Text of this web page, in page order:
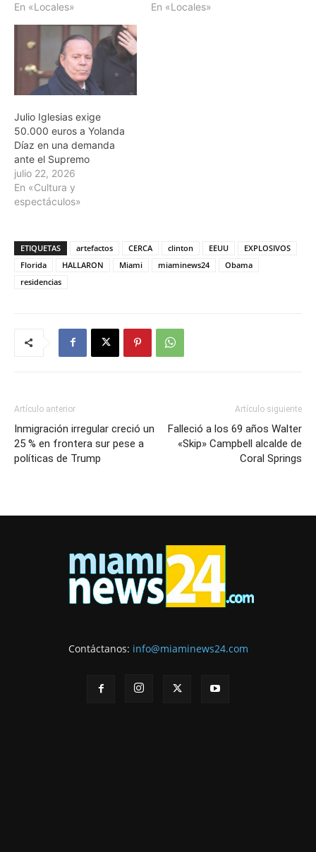
En «Locales»
En «Locales»
Julio Iglesias exige
50.000 euros a Yolanda
Díaz en una demanda
ante el Supremo
julio 22, 2026
En «Cultura y
espectáculos»
ETIQUETAS artefactos CERCA clinton EEUU
EXPLOSIVOS
Florida
HALLARON Miami miaminews24
Obama
residencias
Artículo anterior
Inmigración irregular creció un
25 % en frontera sur pese a
políticas de Trump
Artículo siguiente
Falleció a los 69 años Walter
«Skip» Campbell alcalde de
Coral Springs
Contáctanos: info@miaminews24.com